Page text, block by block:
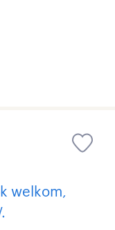
welkom,